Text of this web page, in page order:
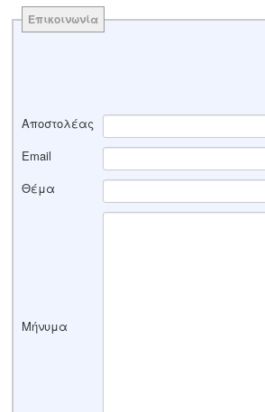
Επικοινωνία
Αποστολέας
Email
Θέμα
Μήνυμα